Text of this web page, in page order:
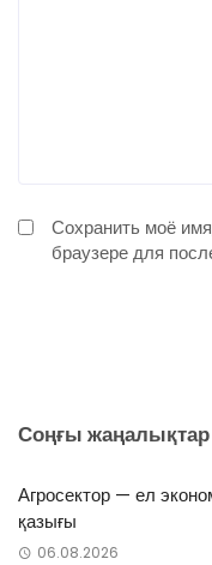
Сохранить моё
браузере для
Соңғы жаңалықтар
Агросектор — ел
қазығы
06.08.2026